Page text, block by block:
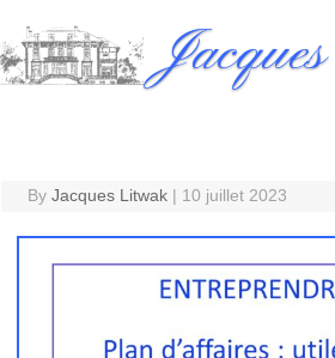
to
content
By Jacques Litwak | 10 juillet 2023